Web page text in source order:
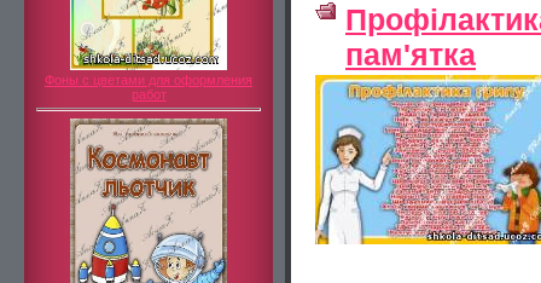
Фоны с цветами для оформления
работ
пам'ятка